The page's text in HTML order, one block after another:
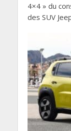
4×4 » du
des SUV